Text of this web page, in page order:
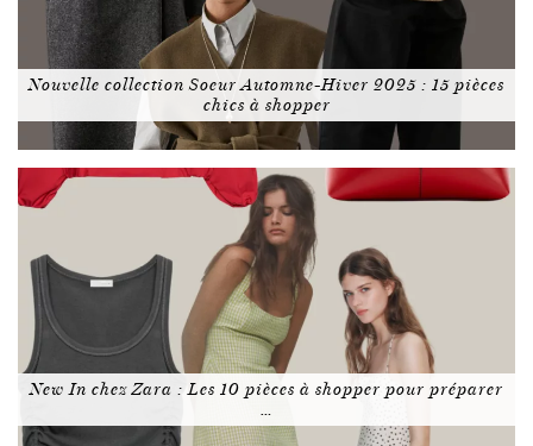
Nouvelle collection Soeur Automne-Hiver 2025 : 15 pièces
chics à shopper
New In chez Zara : Les 10 pièces à shopper pour préparer
…